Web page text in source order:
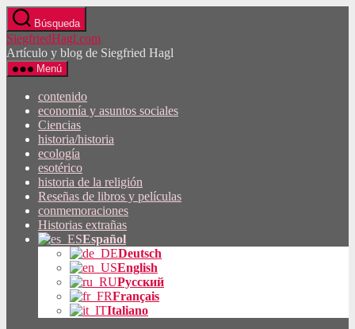
Saltar
al
contenido
Búsqueda
SiegfriedHagl.com
Artículo y blog de Siegfried Hagl
Menú
contenido
economía y asuntos sociales
Ciencias
historia/historia
ecología
esotérico
historia de la religión
Reseñas de libros y películas
conmemoraciones
Historias extrañas
Español
Deutsch
English
Русский
Français
Italiano